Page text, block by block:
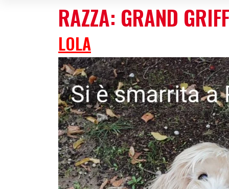
RAZZA: GRAND
LOLA